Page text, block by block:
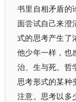
书里自相矛盾的
面尝试自己来澄
式的思考产生了
他少年一样，也
治、生与死。哲
思考形式的某种
注意。思考以多